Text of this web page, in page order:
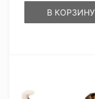
В КОРЗИНУ